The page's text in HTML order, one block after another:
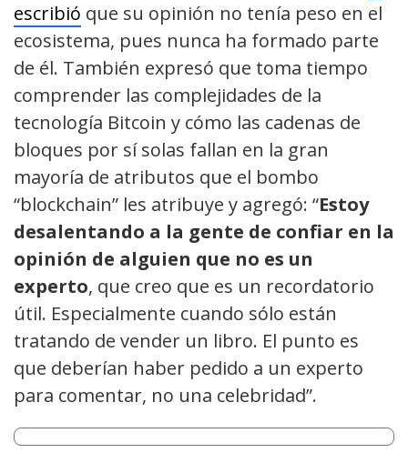
escribió que su opinión no tenía peso en el
ecosistema, pues nunca ha formado parte
de él. También expresó que toma tiempo
comprender las complejidades de la
tecnología Bitcoin y cómo las cadenas de
bloques por sí solas fallan en la gran
mayoría de atributos que el bombo
“blockchain” les atribuye y agregó: “Estoy
desalentando a la gente de confiar en la
opinión de alguien que no es un
experto, que creo que es un recordatorio
útil. Especialmente cuando sólo están
tratando de vender un libro. El punto es
que deberían haber pedido a un experto
para comentar, no una celebridad”.